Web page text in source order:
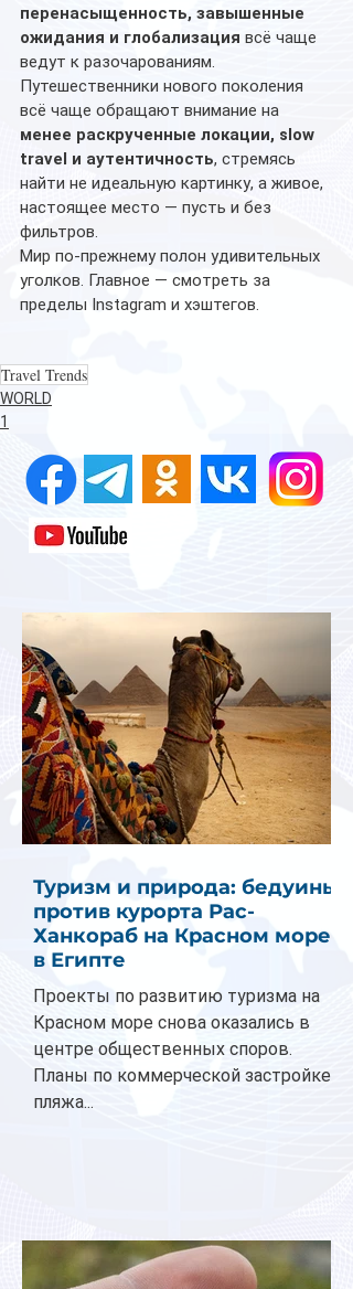
перенасыщенность, завышенные
ожидания и глобализация всё чаще
ведут к разочарованиям.
Путешественники нового поколения
всё чаще обращают внимание на
менее раскрученные локации, slow
travel и аутентичность, стремясь
найти не идеальную картинку, а живое,
настоящее место — пусть и без
фильтров.
Мир по-прежнему полон удивительных
уголков. Главное — смотреть за
пределы Instagram и хэштегов.
Travel Trends
WORLD
1
Туризм и природа: бедуины
против курорта Рас-
Ханкораб на Красном море
в Египте
Проекты по развитию туризма на
Красном море снова оказались в
центре общественных споров.
Планы по коммерческой застройке
пляжа...